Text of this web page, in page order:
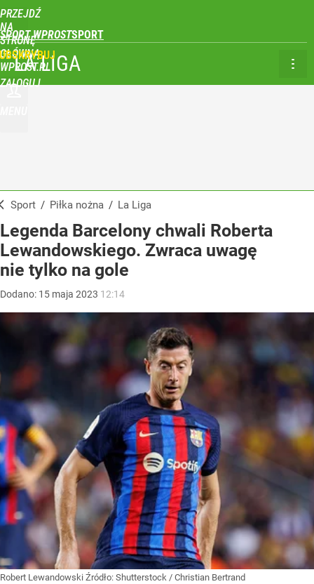
PRZEJDŹ
NA
STRONĘ
GŁÓWNĄ
WPROST.PL
SPORT WPROST
ZALOGUJ
LA LIGA
Sport / Piłka nożna / La Liga
Legenda Barcelony chwali Roberta
Lewandowskiego. Zwraca uwagę
nie tylko na gole
Dodano: 15 maja 2023 12:14
Robert Lewandowski Źródło: Shutterstock / Christian Bertrand